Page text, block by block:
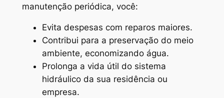
manutenção periódica, você:
Evita despesas com reparos maiores.
Contribui para a preservação do meio
ambiente, economizando água.
Prolonga a vida útil do sistema
hidráulico da sua residência ou
empresa.